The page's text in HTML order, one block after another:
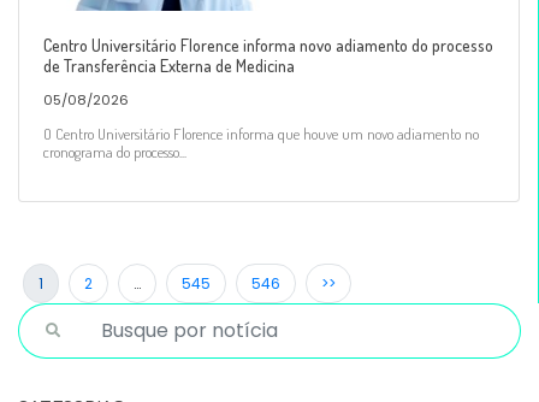
Centro Universitário Florence informa novo adiamento do processo
de Transferência Externa de Medicina
05/08/2026
O Centro Universitário Florence informa que houve um novo adiamento no
cronograma do processo...
1 2 … 545 546 >>